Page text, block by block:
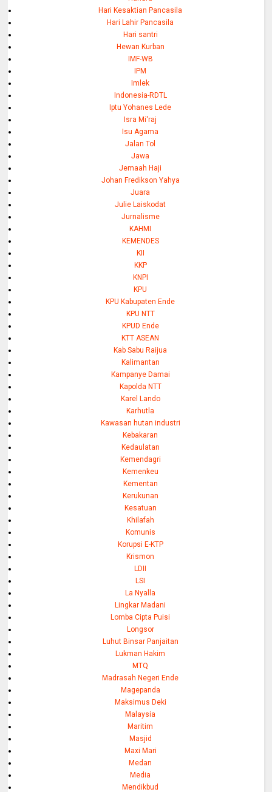
Hari Kesaktian Pancasila
Hari Lahir Pancasila
Hari santri
Hewan Kurban
IMF-WB
IPM
Imlek
Indonesia-RDTL
Iptu Yohanes Lede
Isra Mi'raj
Isu Agama
Jalan Tol
Jawa
Jemaah Haji
Johan Fredikson Yahya
Juara
Julie Laiskodat
Jurnalisme
KAHMI
KEMENDES
KII
KKP
KNPI
KPU
KPU Kabupaten Ende
KPU NTT
KPUD Ende
KTT ASEAN
Kab Sabu Raijua
Kalimantan
Kampanye Damai
Kapolda NTT
Karel Lando
Karhutla
Kawasan hutan industri
Kebakaran
Kedaulatan
Kemendagri
Kemenkeu
Kementan
Kerukunan
Kesatuan
Khilafah
Komunis
Korupsi E-KTP
Krismon
LDII
LSI
La Nyalla
Lingkar Madani
Lomba Cipta Puisi
Longsor
Luhut Binsar Panjaitan
Lukman Hakim
MTQ
Madrasah Negeri Ende
Magepanda
Maksimus Deki
Malaysia
Maritim
Masjid
Maxi Mari
Medan
Media
Mendikbud